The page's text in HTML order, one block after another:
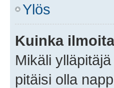
Ylös
Kuinka
Mikäli
pitäisi olla